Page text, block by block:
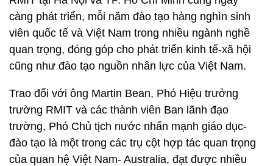
càng phát triển, mỗi năm đào tạo hàng nghìn sinh
viên quốc tế và Việt Nam trong nhiều ngành nghề
quan trọng, đóng góp cho phát triển kinh tế-xã hội
cũng như đào tạo nguồn nhân lực của Việt Nam.
Trao đổi với ông Martin Bean, Phó Hiệu trưởng
trường RMIT và các thành viên Ban lãnh đạo
trường, Phó Chủ tịch nước nhấn mạnh giáo dục-
đào tạo là một trong các trụ cột hợp tác quan trọng
của quan hệ Việt Nam- Australia, đạt được nhiều